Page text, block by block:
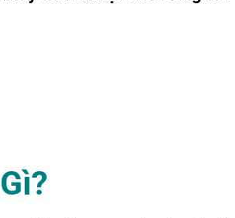
Gì?